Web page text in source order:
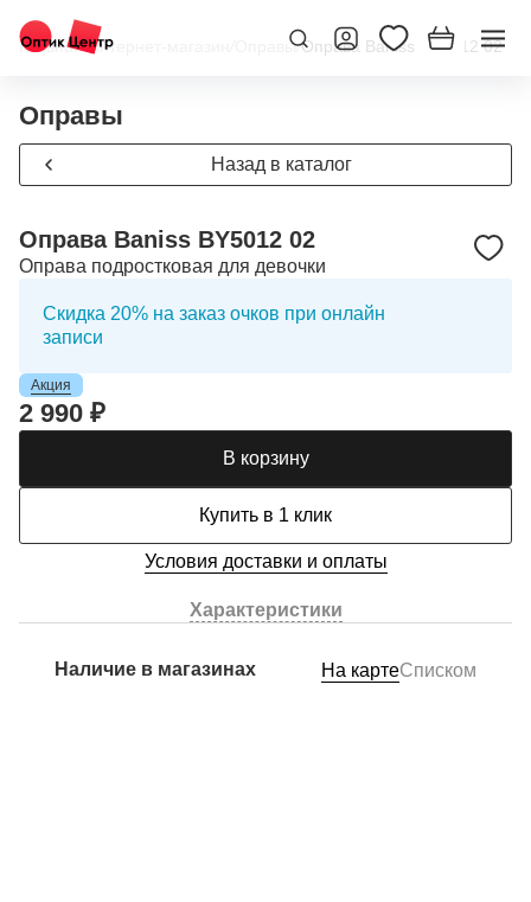
Главная/Интернет-магазин Оправы/Оправа Baniss BY5012 02
Оправы
Назад в каталог
Оправа Baniss BY5012 02
Оправа подростковая для девочки
Скидка 20% на заказ очков при онлайн
записи
Акция
2 990 ₽
В корзину
Купить в 1 клик
Условия доставки и оплаты
Характеристики
Наличие в магазинах На картеСписком